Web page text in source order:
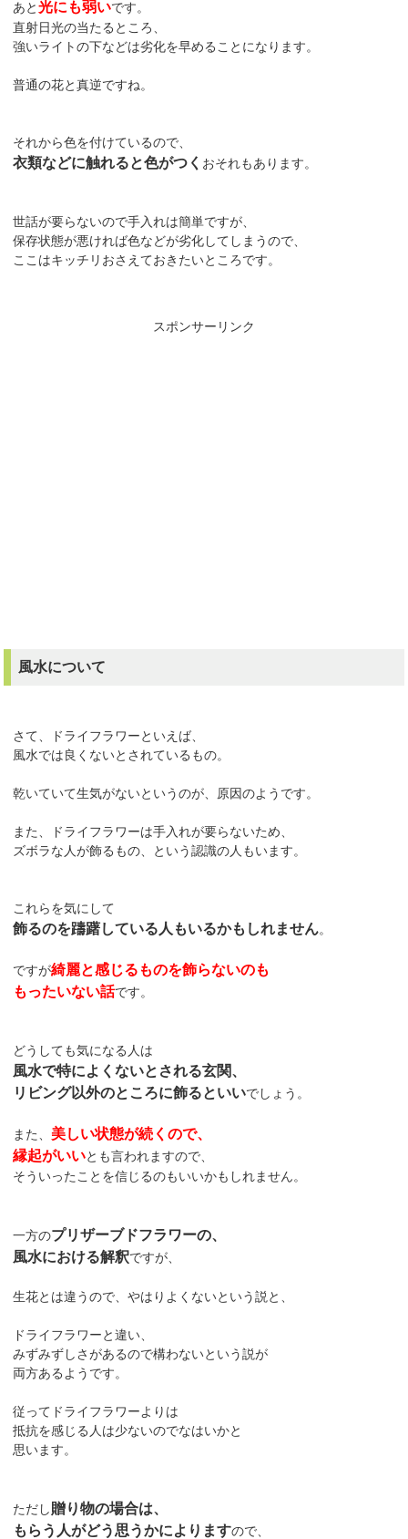
あと光にも弱いです。
直射日光の当たるところ、
強いライトの下などは劣化を早めることになります。
普通の花と真逆ですね。
それから色を付けているので、
衣類などに触れると色がつく おそれもあります。
世話が要らないので手入れは簡単ですが、
保存状態が悪ければ色などが劣化してしまうので、
ここはキッチリおさえておきたいところです。
スポンサーリンク
風水について
さて、ドライフラワーといえば、
風水では良くないとされているもの。
乾いていて生気がないというのが、原因のようです。
また、ドライフラワーは手入れが要らないため、
ズボラな人が飾るもの、という認識の人もいます。
これらを気にして
飾るのを躊躇している人もいるかもしれません。
ですが綺麗と感じるものを飾らないのも
もったいない話です。
どうしても気になる人は
風水で特によくないとされる玄関、
リビング以外のところに飾るといいでしょう。
また、 美しい状態が続くので、
縁起がいいとも言われますので、
そういったことを信じるのもいいかもしれません。
一方のプリザーブドフラワーの、
風水における解釈ですが、
生花とは違うので、やはりよくないという説と、
ドライフラワーと違い、
みずみずしさがあるので構わないという説が
両方あるようです。
従ってドライフラワーよりは
抵抗を感じる人は少ないのでなはいかと
思います。
ただし贈り物の場合は、
もらう人がどう思うかによりますので、